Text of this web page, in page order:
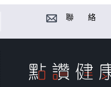
聯 絡